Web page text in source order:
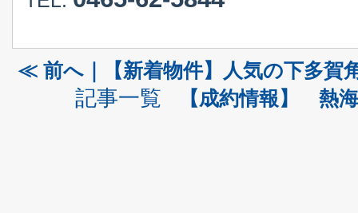
≪ 前へ｜【新着物件】人気の下多賀
記事一覧 【成約情報】 熱